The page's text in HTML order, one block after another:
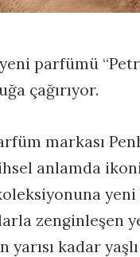
parfümü
çağırıyor.
markası
anlamda
zenginleşen
kadar yaşlı